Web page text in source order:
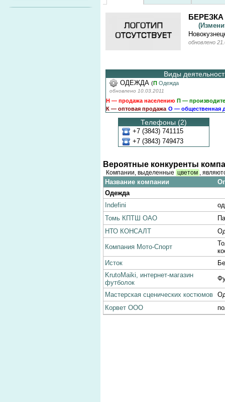
обновлено
Виды
ОДЕЖДА (П Одежда
обновлено 10.03.2011
Н — продажа населению П —
К — оптовая продажа О — общественная
Телефоны (2)
+7 (3843) 741115
+7 (3843) 749473
Вероятные конкуренты
Компании, выделенные цветом ,
Название компании
Одежда
Indefini
Томь КПТШ ОАО
НТО КОНСАЛТ
Компания Мото-Спорт
Исток
KrutoMaiki, интернет-магазин
футболок
Мастерская сценических костюмов
Корвет ООО